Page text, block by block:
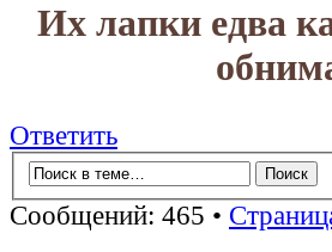
Их лапки едва
Ответить
Сообщений: 465 •